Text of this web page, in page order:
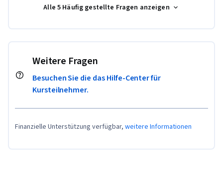
Alle 5 Häufig gestellte Fragen anzeigen
Weitere Fragen
Besuchen Sie die das Hilfe-Center für
Kursteilnehmer.
Finanzielle Unterstützung verfügbar, weitere Informationen